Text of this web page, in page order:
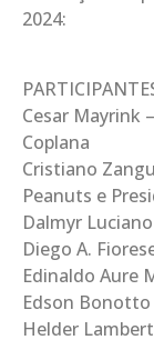
2024:
Cesar Mayrink
Coplana
Cristiano
Peanuts e
Dalmyr
Diego A.
Edinaldo Aure
Edson
Helder